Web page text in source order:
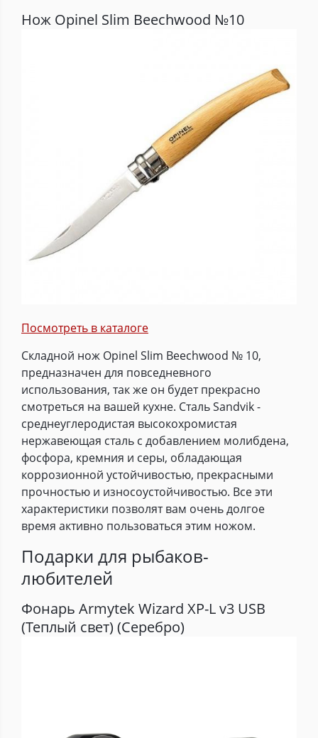
Нож Opinel Slim Beechwood №10
Посмотреть в каталоге
Складной нож Opinel Slim Beechwood № 10,
предназначен для повседневного
использования, так же он будет прекрасно
смотреться на вашей кухне. Сталь Sandvik -
среднеуглеродистая высокохромистая
нержавеющая сталь с добавлением молибдена,
фосфора, кремния и серы, обладающая
коррозионной устойчивостью, прекрасными
прочностью и износоустойчивостью. Все эти
характеристики позволят вам очень долгое
время активно пользоваться этим ножом.
Подарки для рыбаков-
любителей
Фонарь Armytek Wizard XP-L v3 USB
(Теплый свет) (Серебро)